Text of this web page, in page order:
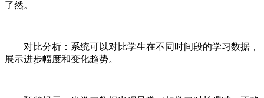
了然。
对比分析：系统可以对比学生在不同时间段的学习数据，
展示进步幅度和变化趋势。